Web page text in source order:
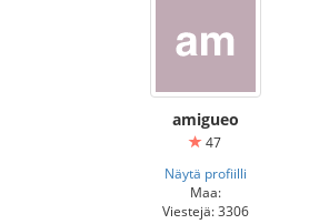
amigueo
47
Näytä profiilli
Maa:
Viestejä: 3306